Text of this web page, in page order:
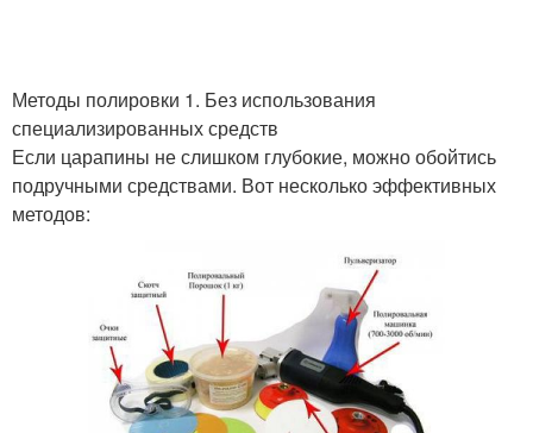
Методы полировки 1. Без использования
специализированных средств
Если царапины не слишком глубокие, можно обойтись
подручными средствами. Вот несколько эффективных
методов: